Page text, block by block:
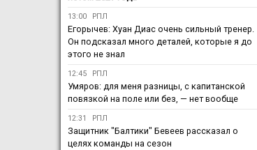
13:00 РПЛ
Егорычев: Хуан Диас очень сильный тренер.
Он подсказал много деталей, которые я до
этого не знал
12:45 РПЛ
Умяров: для меня разницы, с капитанской
повязкой на поле или без, — нет вообще
12:31 РПЛ
Защитник "Балтики" Бевеев рассказал о
целях команды на сезон